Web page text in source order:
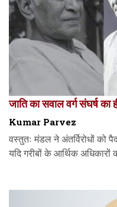
जाति का सवाल वर्ग संघर्ष का
Kumar Parvez
वस्तुतः मंडल ने अंतर्विरोधों को
यदि गरीबों के आर्थिक